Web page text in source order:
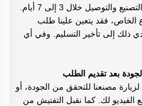
بالنسبة لك، يمكننا المساعدة في التصنيع والتوصيل خلال 3 إلى 7 أيام.
الخاص، فقد يتعين علينا طلب
ذلك إلى تأخير التسليم. وفي أي
لزيارة مصنعنا للتحقق من الجودة، أو
الفيديو لك. كما نقبل التفتيش من